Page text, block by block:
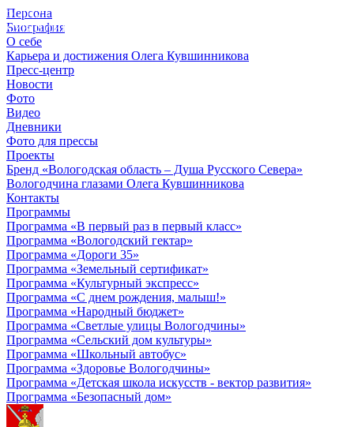
Персона
Биография
О себе
Карьера и достижения Олега Кувшинникова
Пресс-центр
Новости
Фото
Видео
Дневники
Фото для прессы
Проекты
Бренд «Вологодская область – Душа Русского Севера»
Вологодчина глазами Олега Кувшинникова
Контакты
Программы
Программа «В первый раз в первый класс»
Программа «Вологодский гектар»
Программа «Дороги 35»
Программа «Земельный сертификат»
Программа «Культурный экспресс»
Программа «С днем рождения, малыш!»
Программа «Народный бюджет»
Программа «Светлые улицы Вологодчины»
Программа «Сельский дом культуры»
Программа «Школьный автобус»
Программа «Здоровье Вологодчины»
Программа «Детская школа искусств - вектор развития»
Программа «Безопасный дом»
© 2012 - 2023,
КУВШИННИКОВ О.А.